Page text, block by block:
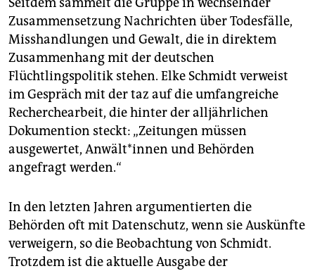
Zusammensetzung Nachrichten über Todesfälle,
Misshandlungen und Gewalt, die in direktem
Zusammenhang mit der deutschen
Flüchtlingspolitik stehen. Elke Schmidt verweist
im Gespräch mit der taz auf die umfangreiche
Recherchearbeit, die hinter der alljährlichen
Dokumention steckt: „Zeitungen müssen
ausgewertet, An­wäl­t*in­nen und Behörden
angefragt werden.“
In den letzten Jahren argumentierten die
Behörden oft mit Datenschutz, wenn sie Auskünfte
verweigern, so die Beobachtung von Schmidt.
Trotzdem ist die aktuelle Ausgabe der